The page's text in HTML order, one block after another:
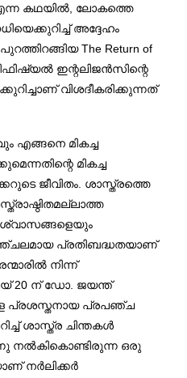
എന്ന കഥയിൽ, ലോകത്തെ
അദ്ദേഹം
The Return of
ഇന്റലിജൻസിന്റെ
വിശദീകരിക്കുന്നത്
എങ്ങനെ മികച്ച
മികച്ച
ജീവിതം. ശാസ്ത്രത്തെ
പ്രതിബദ്ധതയാണ്
നിന്ന്
20 ന് ഡോ. ജയന്ത്
പ്രശസ്തനായ പ്രപഞ്ച
ശാസ്ത്ര ചിന്തകൾ
നൽകികൊണ്ടിരുന്ന ഒരു
നർലിക്കർ